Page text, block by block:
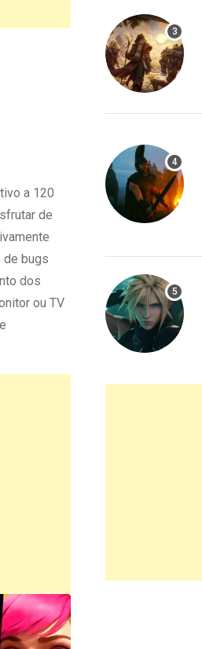
a 120
de
de bugs
dos
ou TV